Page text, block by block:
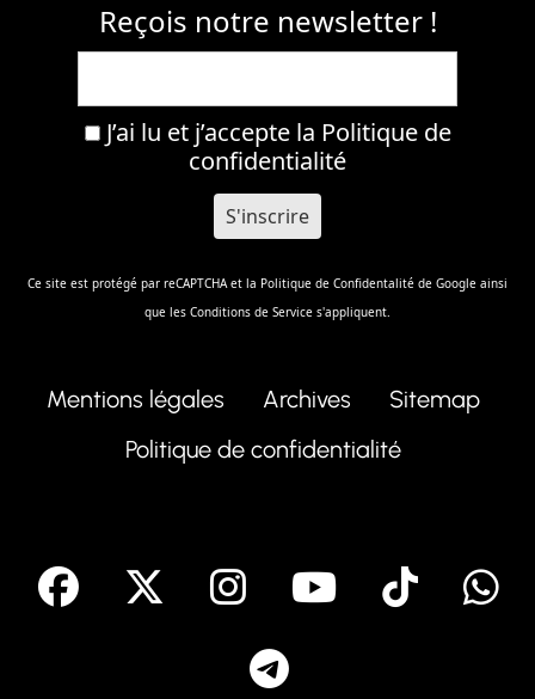
Reçois notre newsletter !
J’ai lu et j’accepte la Politique de
confidentialité
Ce site est protégé par reCAPTCHA et la Politique de Confidentalité de Google ainsi
que les Conditions de Service s'appliquent.
Mentions légales Archives
Sitemap
Politique de confidentialité
facebook Instagram
Youtube
Tik